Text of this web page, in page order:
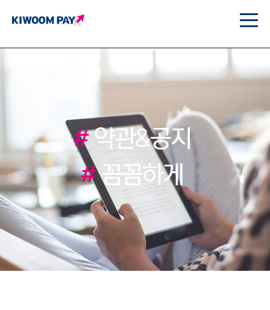
#약관&공지
#꼼꼼하게